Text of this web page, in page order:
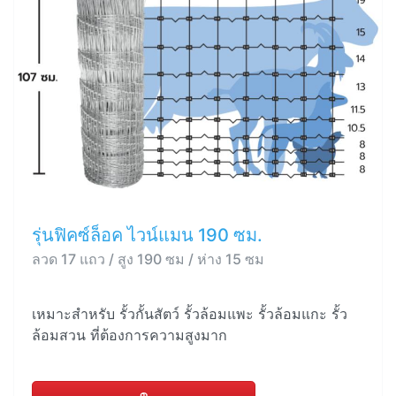
รุ่นฟิคซ์ล็อค ไวน์แมน 190 ซม.
ลวด 17 แถว / สูง 190 ซม / ห่าง 15 ซม
เหมาะสำหรับ รั้วกั้นสัตว์ รั้วล้อมแพะ รั้วล้อมแกะ รั้ว
ล้อมสวน ที่ต้องการความสูงมาก